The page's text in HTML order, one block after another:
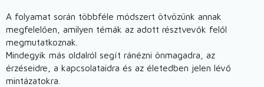
A folyamat során többféle módszert ötvözünk annak
megfelelően, amilyen témák az adott résztvevők felől
megmutatkoznak.
Mindegyik más oldalról segít ránézni önmagadra, az
érzéseidre, a kapcsolataidra és az életedben jelen lévő
mintázatokra.